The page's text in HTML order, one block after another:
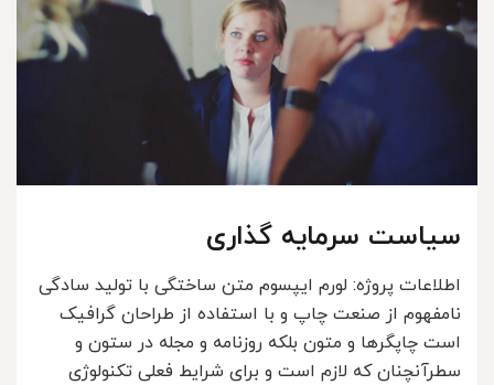
سیاست سرمایه گذاری
اطلاعات پروژه: لورم ایپسوم متن ساختگی با تولید سادگی
نامفهوم از صنعت چاپ و با استفاده از طراحان گرافیک
است چاپگرها و متون بلکه روزنامه و مجله در ستون و
سطرآنچنان که لازم است و برای شرایط فعلی تکنولوژی